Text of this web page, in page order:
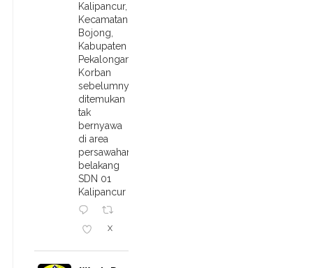
Kalipancur,
Kecamatan
Bojong,
Kabupaten
Pekalongan.
Korban
sebelumnya
ditemukan
tak
bernyawa
di area
persawahan
belakang
SDN 01
Kalipancur
X